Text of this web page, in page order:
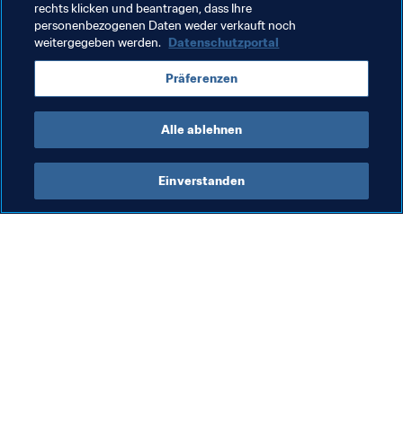
Chile CONMEBOL
FIFA U-20-Weltmeisterschaft Chile
2025™
rechts klicken und beantragen, dass Ihre
personenbezogenen Daten weder verkauft noch
weitergegeben werden. Datenschutzportal
Präferenzen
Alle ablehnen
Einverstanden